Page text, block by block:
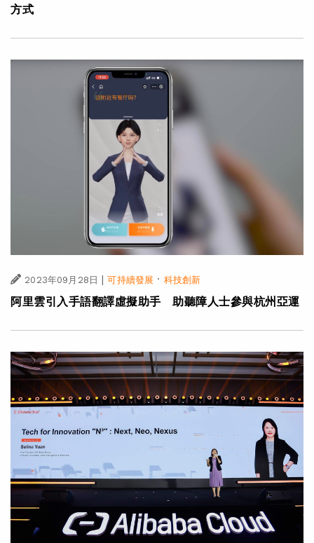
方式
2023年09月28日 | 可持續發展 · 科技創新
阿里雲引入手語翻譯虛擬助手 助聽障人士參與杭州亞運